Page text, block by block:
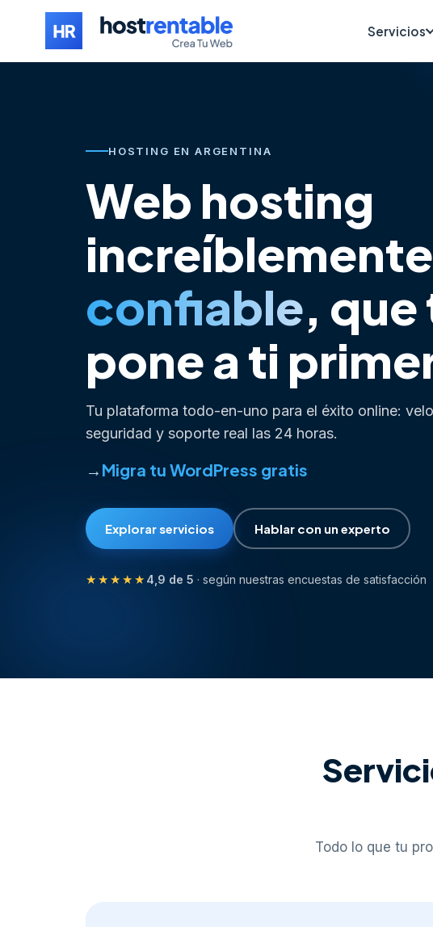
Servicios
HOSTING EN ARGENTINA
Web hosting
increíblemente
confiable, que
pone a ti
Tu plataforma todo-en-uno para el éxito online:
seguridad y soporte real las 24 horas.
Lanza tu sitio web
Vende online con tu tienda
Migra tu WordPress gratis
Crea tu web sin programar
Lanza tu sitio web
Explorar servicios Hablar con un experto
★★★★★ 4,9 de 5 · según nuestras encuestas de satisfacción
Todo lo que tu